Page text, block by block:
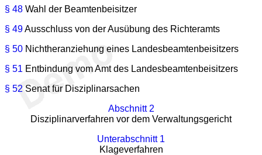
§ 48 Wahl der Beamtenbeisitzer
§ 49Ausschluss von der Ausübung des Richteramts
§ 50 Nichtheranziehung eines Landesbeamtenbeisitzers
§ 51 Entbindung vom Amt des Landesbeamtenbeisitzers
§ 52 Senat für Disziplinarsachen
Abschnitt 2
Disziplinarverfahren vor dem Verwaltungsgericht
Unterabschnitt 1
Klageverfahren